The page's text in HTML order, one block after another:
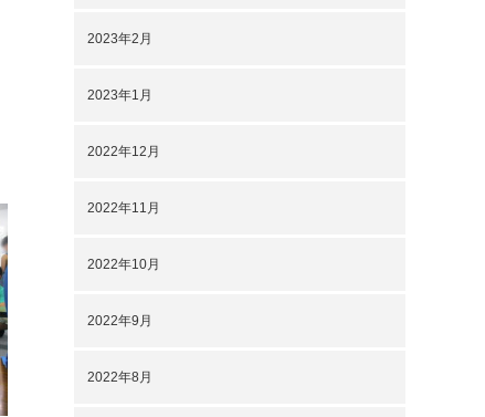
2023年2月
2023年1月
2022年12月
2022年11月
2022年10月
2022年9月
2022年8月